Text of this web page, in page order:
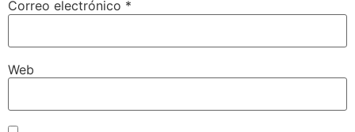
Correo electrónico *
Web